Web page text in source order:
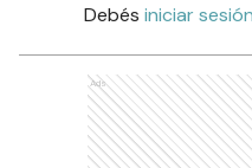
Debés iniciar sesión
Ads